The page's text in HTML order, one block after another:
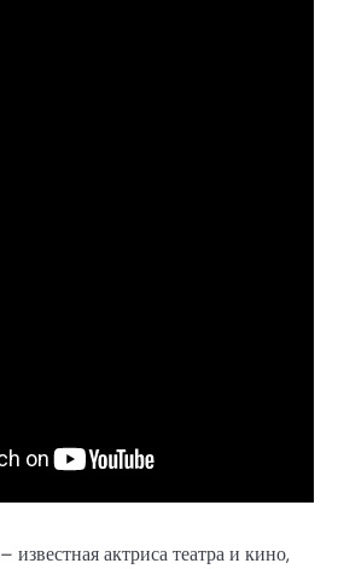
– известная актриса театра и кино,